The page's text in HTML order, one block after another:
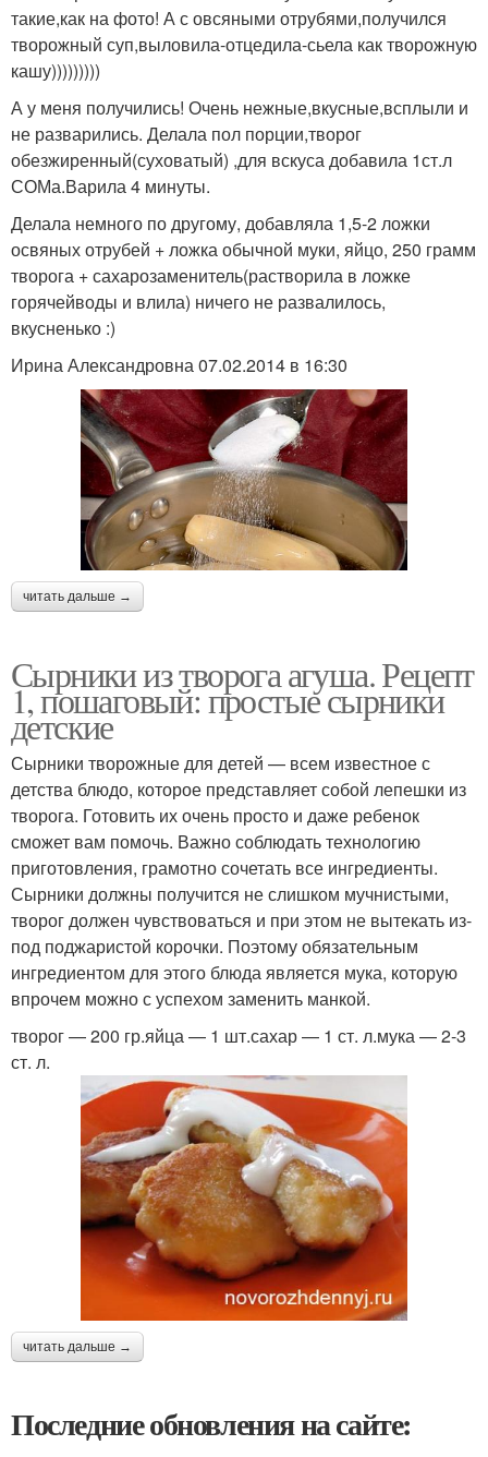
такие,как на фото! А с овсяными отрубями,получился
творожный суп,выловила-отцедила-сьела как творожную
кашу)))))))))
А у меня получились! Очень нежные,вкусные,всплыли и
не разварились. Делала пол порции,творог
обезжиренный(суховатый) ,для вскуса добавила 1ст.л
СОМа.Варила 4 минуты.
Делала немного по другому, добавляла 1,5-2 ложки
освяных отрубей + ложка обычной муки, яйцо, 250 грамм
творога + сахарозаменитель(растворила в ложке
горячейводы и влила) ничего не развалилось,
вкусненько :)
Ирина Александровна 07.02.2014 в 16:30
читать дальше →
Сырники из творога агуша. Рецепт
1, пошаговый: простые сырники
детские
Сырники творожные для детей — всем известное с
детства блюдо, которое представляет собой лепешки из
творога. Готовить их очень просто и даже ребенок
сможет вам помочь. Важно соблюдать технологию
приготовления, грамотно сочетать все ингредиенты.
Сырники должны получится не слишком мучнистыми,
творог должен чувствоваться и при этом не вытекать из-
под поджаристой корочки. Поэтому обязательным
ингредиентом для этого блюда является мука, которую
впрочем можно с успехом заменить манкой.
творог — 200 гр.яйца — 1 шт.сахар — 1 ст. л.мука — 2-3
ст. л.
читать дальше →
Последние обновления на сайте: